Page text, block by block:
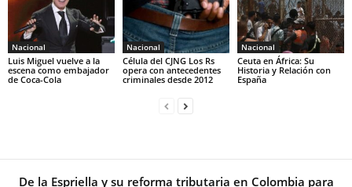
Nacional
Luis Miguel vuelve a la
escena como embajador
de Coca-Cola
Nacional
Célula del CJNG Los Rs
opera con antecedentes
criminales desde 2012
Nacional
Ceuta en África: Su
Historia y Relación con
España
De la Espriella y su reforma tributaria en Colombia para